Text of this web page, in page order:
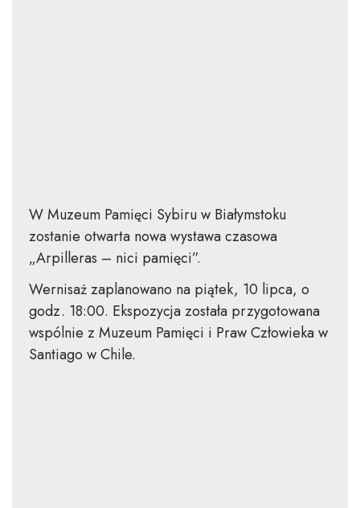
W Muzeum Pamięci Sybiru w Białymstoku
zostanie otwarta nowa wystawa czasowa
„Arpilleras – nici pamięci”.
Wernisaż zaplanowano na piątek, 10 lipca, o
godz. 18:00. Ekspozycja została przygotowana
wspólnie z Muzeum Pamięci i Praw Człowieka w
Santiago w Chile.